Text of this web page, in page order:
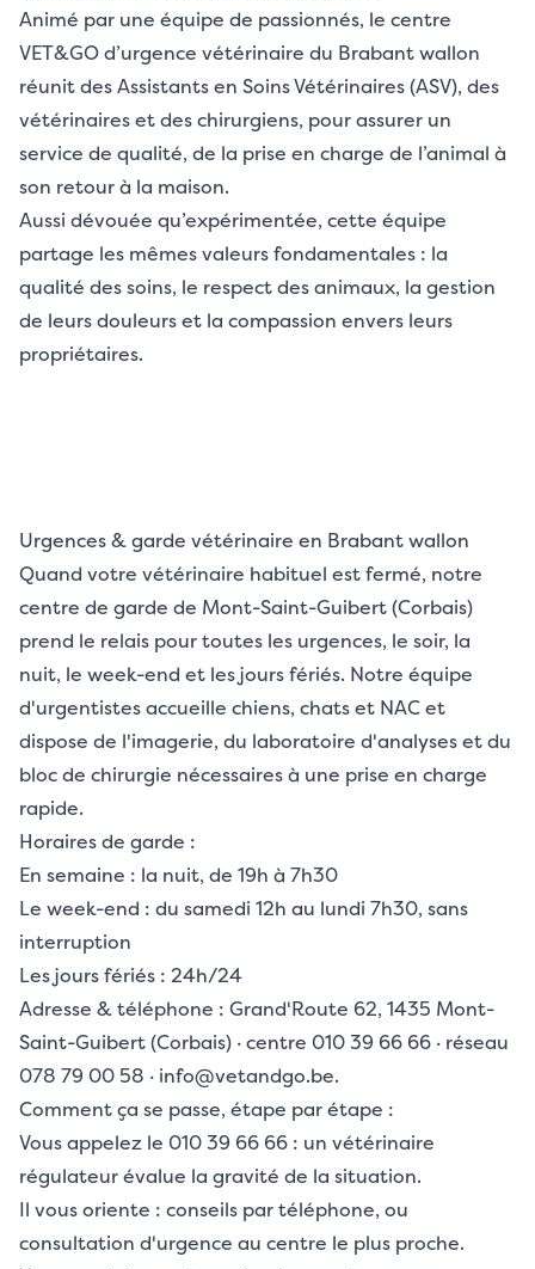
Animé par une équipe de passionnés, le centre
VET&GO d’urgence vétérinaire du Brabant wallon
réunit des Assistants en Soins Vétérinaires (ASV), des
vétérinaires et des chirurgiens, pour assurer un
service de qualité, de la prise en charge de l’animal à
son retour à la maison.
Aussi dévouée qu’expérimentée, cette équipe
partage les mêmes valeurs fondamentales : la
qualité des soins, le respect des animaux, la gestion
de leurs douleurs et la compassion envers leurs
propriétaires.
Urgences & garde vétérinaire en Brabant wallon
Quand votre vétérinaire habituel est fermé, notre
centre de garde de Mont-Saint-Guibert (Corbais)
prend le relais pour toutes les urgences, le soir, la
nuit, le week-end et les jours fériés. Notre équipe
d'urgentistes accueille chiens, chats et NAC et
dispose de l'imagerie, du laboratoire d'analyses et du
bloc de chirurgie nécessaires à une prise en charge
rapide.
Horaires de garde :
En semaine : la nuit, de 19h à 7h30
Le week-end : du samedi 12h au lundi 7h30, sans
interruption
Les jours fériés : 24h/24
Adresse & téléphone : Grand'Route 62, 1435 Mont-
Saint-Guibert (Corbais) · centre 010 39 66 66 · réseau
078 79 00 58 · info@vetandgo.be.
Comment ça se passe, étape par étape :
Vous appelez le 010 39 66 66 : un vétérinaire
régulateur évalue la gravité de la situation.
Il vous oriente : conseils par téléphone, ou
consultation d'urgence au centre le plus proche.